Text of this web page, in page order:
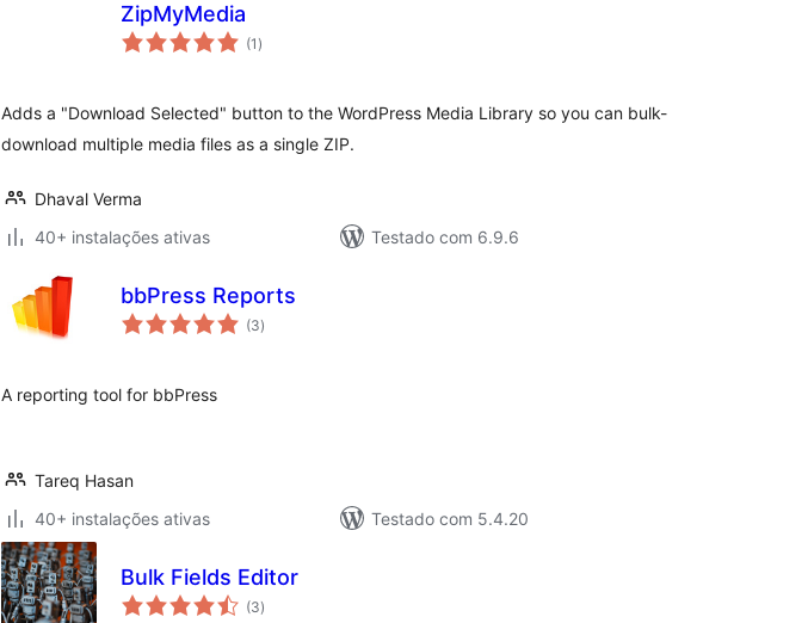
ZipMyMedia
(1 avaliações
totais
)
Adds a "Download Selected" button to the WordPress Media Library so you can bulk-
download multiple media files as a single ZIP.
Dhaval Verma
40+ instalações ativas
Testado com 6.9.6
bbPress Reports
(3avaliações
totais
)
A reporting tool for bbPress
Tareq Hasan
40+ instalações ativas
Testado com 5.4.20
Bulk Fields Editor
(3avaliações
totais
)